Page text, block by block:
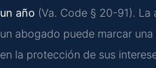
un año (Va. Code § 20-91). La
un abogado puede marcar
en la protección de sus